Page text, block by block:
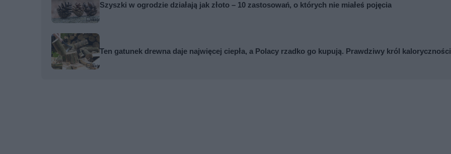
Szyszki w ogrodzie działają jak złoto – 10 zastosowań, o których nie miałeś pojęcia
Ten gatunek drewna daje najwięcej ciepła, a Polacy rzadko go kupują. Prawdziwy król kaloryczności